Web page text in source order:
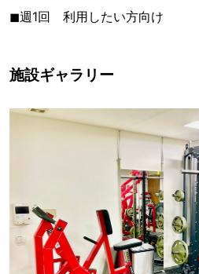
◼︎週1回 利用したい方向け
施設ギャラリー